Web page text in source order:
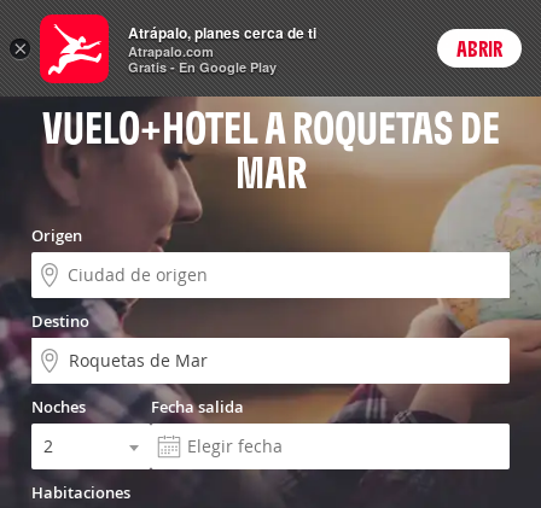
Vuelo+Hotel Precios enPeso
ARSCambiar moneda
Login
VUELO+HOTEL A ROQUETAS DE
MAR
Origen
Destino
Noches Fecha salida
Habitaciones
×
Atrápalo, planes cerca de ti
Atrapalo.com
Gratis - En Google Play
ABRIR